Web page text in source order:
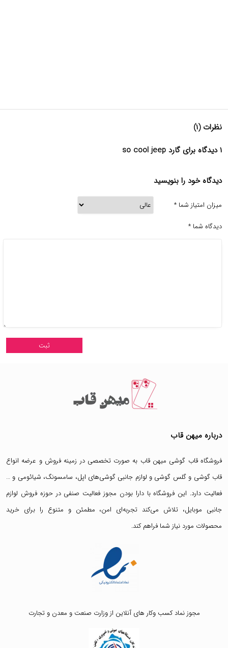
نظرات (۱)
۱ دیدگاه برای گارد so cool jeep
دیدگاه خود را بنویسید
میزان امتیاز شما *
دیدگاه شما *
درباره میهن قاب
فروشگاه قاب گوشی میهن قاب به صورت تخصصی در زمینه فروش و عرضه انواع
قاب گوشی وگلس گوشی و لوازم جانبی گوشی‌های اپل، سامسونگ، شیائومی و …
فعالیت دارد. این فروشگاه با دارا بودن مجوز فعالیت صنفی در حوزه فروش لوازم
جانبی موبایل، تلاش می‌کند تجربه‌ای امن، مطمئن و متنوع را برای خرید
محصولات مورد نیاز شما فراهم کند.
مجوز نماد کسب وکار های آنلاین از وزارت صنعت و معدن و تجارت